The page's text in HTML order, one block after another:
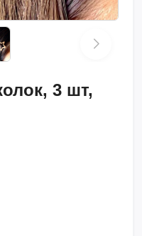
3 шт,